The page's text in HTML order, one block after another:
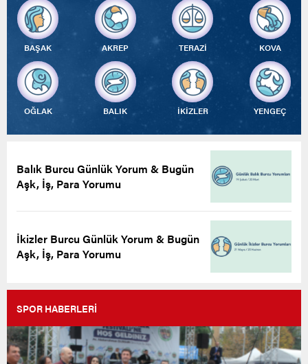
BAŞAK AKREP TERAZİ KOVA
OĞLAK BALIK İKİZLER YENGEÇ
Balık Burcu Günlük Yorum & Bugün
Aşk, İş, Para Yorumu
İkizler Burcu Günlük Yorum & Bugün
Aşk, İş, Para Yorumu
SPOR HABERLERİ